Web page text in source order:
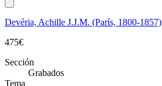
Devéria, Achille J.J.M. (París, 1800-1857)
475€
Sección
Grabados
Tema